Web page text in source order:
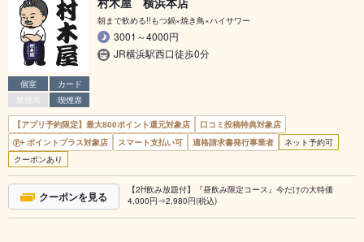
個室
カード
禁煙席
喫煙席
朝まで飲める!!もつ鍋×焼き鳥×ハイサワー
3001～4000円
JR横浜駅西口徒歩0分
【アプリ予約限定】最大800ポイント還元対象店
口コミ投稿特典対象店
ポイントプラス対象店
スマート支払い可 適格請求書発行事業者
ネット予約可
クーポンあり
クーポンを見る
【2H飲み放題付】『昼飲み限定コース』今だけの大特価
4,000円⇒2,980円(税込)